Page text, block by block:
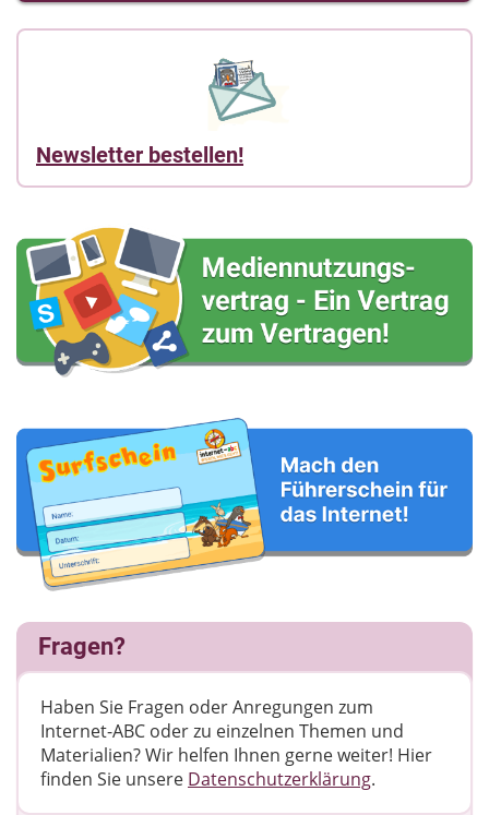
Newsletter bestellen!
Fragen?
Haben Sie Fragen oder Anregungen zum
Internet-ABC oder zu einzelnen Themen und
Materialien? Wir helfen Ihnen gerne weiter! ​Hier
finden Sie unsere Datenschutzerklärung.